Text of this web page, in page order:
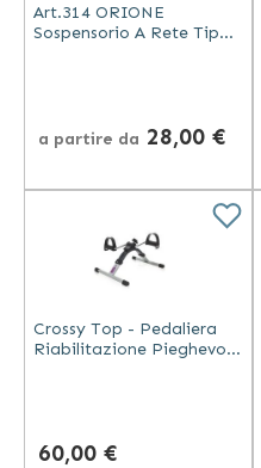
Art.314 ORIONE
Sospensorio A Rete Tipo
a partire da 28,00 €
Crossy Top - Pedaliera
Riabilitazione Pieghevole
60,00 €